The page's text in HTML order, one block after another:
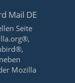
Mail DE
Seite
Mozilla